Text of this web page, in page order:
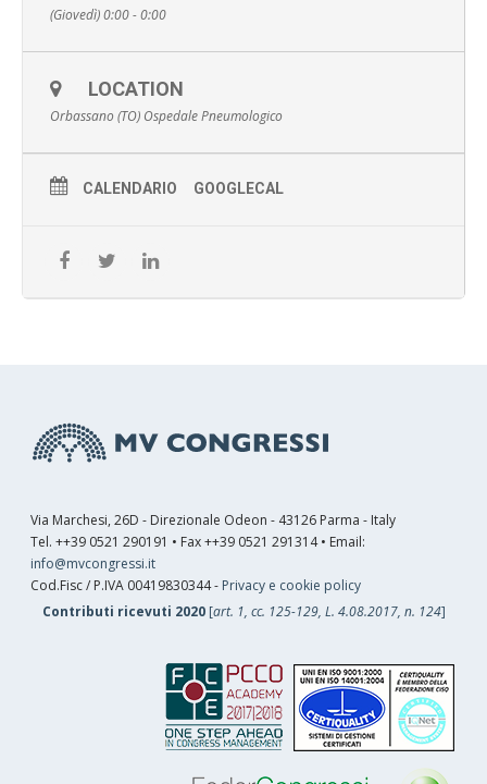
(Giovedì) 0:00 - 0:00
LOCATION
Orbassano (TO) Ospedale Pneumologico
CALENDARIO GOOGLECAL
Via Marchesi, 26D - Direzionale Odeon - 43126 Parma - Italy
Tel. ++39 0521 290191 • Fax ++39 0521 291314 • Email:
info@mvcongressi.it
Cod.Fisc / P.IVA 00419830344 - Privacy e cookie policy
Contributi ricevuti 2020[art. 1, cc. 125-129, L. 4.08.2017, n. 124]